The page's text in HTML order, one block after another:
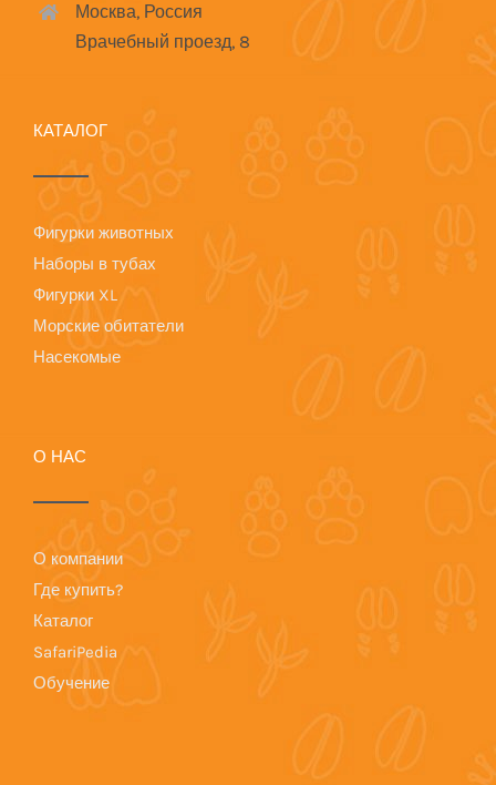
Москва, Россия
Врачебный проезд, 8
КАТАЛОГ
Фигурки животных
Наборы в тубах
Фигурки XL
Морские обитатели
Насекомые
О НАС
О компании
Где купить?
Каталог
SafariPedia
Обучение